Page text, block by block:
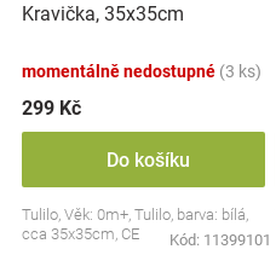
Kravička, 35x35cm
momentálně nedostupné (3 ks)
299 Kč
Do košíku
Tulilo, Věk: 0m+, Tulilo, barva: bílá,
cca 35x35cm, CE
Kód: 11399101